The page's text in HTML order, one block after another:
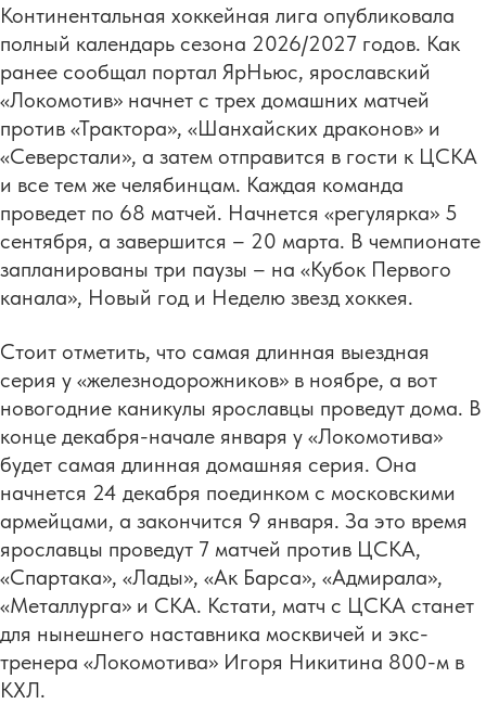
Континентальная хоккейная лига опубликовала
полный календарь сезона 2026/2027 годов. Как
ранее сообщал портал ЯрНьюс, ярославский
«Локомотив» начнет с трех домашних матчей
против «Трактора», «Шанхайских драконов» и
«Северстали», а затем отправится в гости к ЦСКА
и все тем же челябинцам. Каждая команда
проведет по 68 матчей. Начнется «регулярка» 5
сентября, а завершится – 20 марта. В чемпионате
запланированы три паузы – на «Кубок Первого
канала», Новый год и Неделю звезд хоккея.
Стоит отметить, что самая длинная выездная
серия у «железнодорожников» в ноябре, а вот
новогодние каникулы ярославцы проведут дома. В
конце декабря-начале января у «Локомотива»
будет самая длинная домашняя серия. Она
начнется 24 декабря поединком с московскими
армейцами, а закончится 9 января. За это время
ярославцы проведут 7 матчей против ЦСКА,
«Спартака», «Лады», «Ак Барса», «Адмирала»,
«Металлурга» и СКА. Кстати, матч с ЦСКА станет
для нынешнего наставника москвичей и экс-
тренера «Локомотива» Игоря Никитина 800-м в
КХЛ.